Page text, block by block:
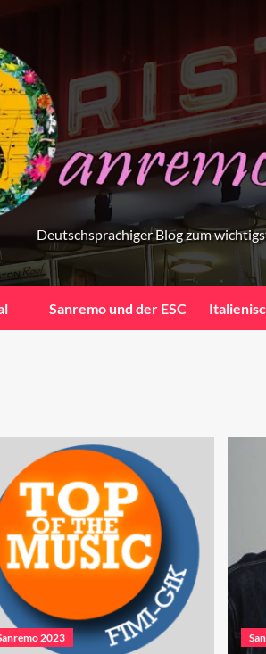
Deutschsprachiger Blog zum
Sanremo und der ESC
2023